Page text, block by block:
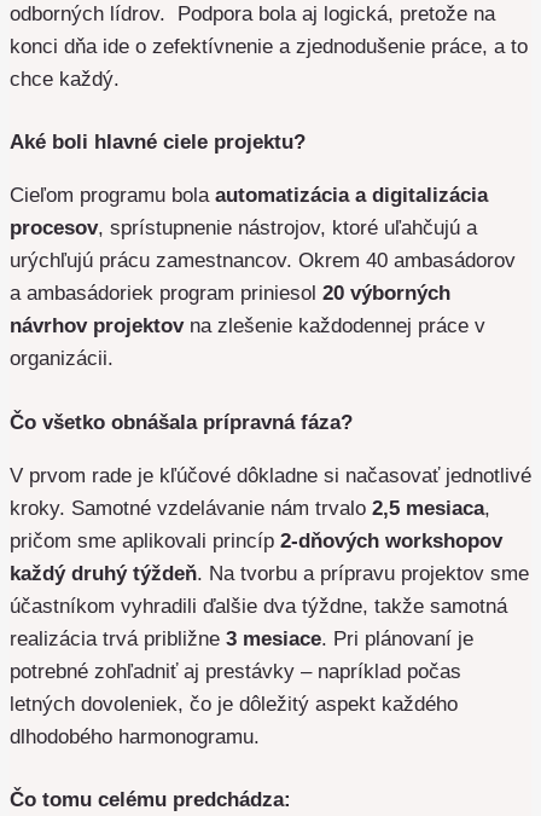
odborných lídrov. Podpora bola aj logická, pretože na
konci dňa ide o zefektívnenie a zjednodušenie práce, a to
chce každý.
Aké boli hlavné ciele projektu?
Cieľom programu bola automatizácia a digitalizácia
procesov, sprístupnenie nástrojov, ktoré uľahčujú a
urýchľujú prácu zamestnancov. Okrem 40 ambasádorov
a ambasádoriek program priniesol 20 výborných
návrhov projektovna zlešenie každodennej práce v
organizácii.
Čo všetko obnášala prípravná fáza?
V prvom rade je kľúčové dôkladne si načasovať jednotlivé
kroky. Samotné vzdelávanie nám trvalo 2,5 mesiaca,
pričom sme aplikovali princíp 2-dňových workshopov
každý druhý týždeň. Na tvorbu a prípravu projektov sme
účastníkom vyhradili ďalšie dva týždne, takže samotná
realizácia trvá približne 3 mesiace. Pri plánovaní je
potrebné zohľadniť aj prestávky – napríklad počas
letných dovoleniek, čo je dôležitý aspekt každého
dlhodobého harmonogramu.
Čo tomu celému predchádza: